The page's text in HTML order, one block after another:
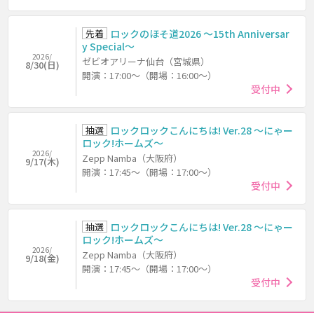
2026/
8/30(日)
先着
ロックのほそ道2026 ～15th Anniversar
y Special～
ゼビオアリーナ仙台（宮城県）
開演：17:00～（開場：16:00～）
受付中
2026/
9/17(木)
抽選 ロックロックこんにちは! Ver.28 ～にゃー
ロック!ホームズ～
Zepp Namba（大阪府）
開演：17:45～（開場：17:00～）
受付中
2026/
9/18(金)
抽選 ロックロックこんにちは! Ver.28 ～にゃー
ロック!ホームズ～
Zepp Namba（大阪府）
開演：17:45～（開場：17:00～）
受付中